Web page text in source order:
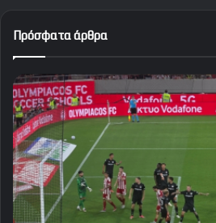
Πρόσφατα άρθρα